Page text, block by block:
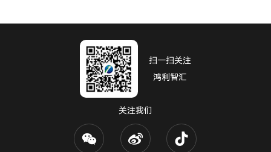
扫一扫关注
鸿利智汇
关注我们